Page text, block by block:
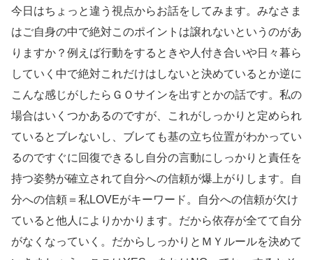
今日はちょっと違う視点からお話をしてみます。みなさま
はご自身の中で絶対このポイントは譲れないというのがあ
りますか？例えば行動をするときや人付き合いや日々暮ら
していく中で絶対これだけはしないと決めているとか逆に
こんな感じがしたらＧＯサインを出すとかの話です。私の
場合はいくつかあるのですが、これがしっかりと定められ
ているとブレないし、ブレても基の立ち位置がわかってい
るのですぐに回復できるし自分の言動にしっかりと責任を
持つ姿勢が確立されて自分への信頼が爆上がりします。自
分への信頼＝私LOVEがキーワード。自分への信頼が欠け
ていると他人によりかかります。だから依存が全てて自分
がなくなっていく。だからしっかりとＭＹルールを決めて